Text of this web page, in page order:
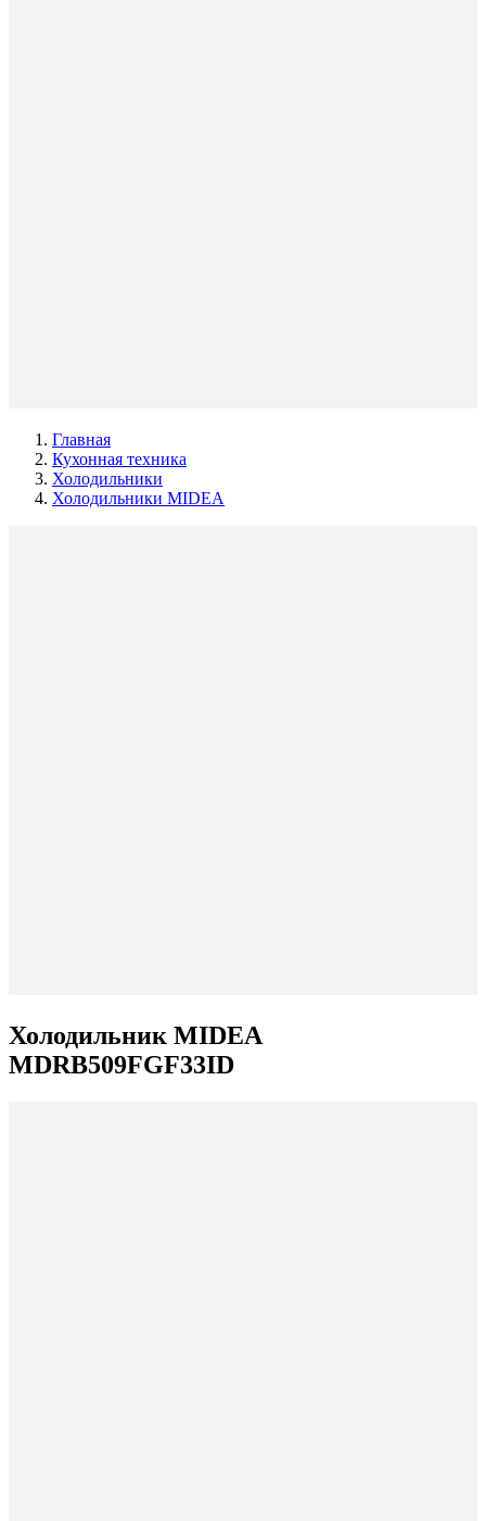
Главная
Кухонная техника
Холодильники
Холодильники MIDEA
Холодильник MIDEA
MDRB509FGF33ID